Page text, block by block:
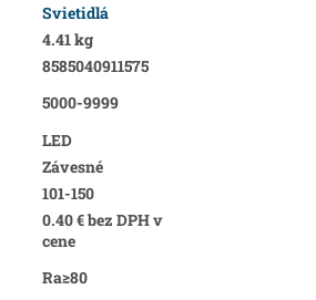
Svietidlá
4.41 kg
8585040911575
5000-9999
LED
Závesné
101-150
0.40 € bez DPH v
cene
Ra≥80